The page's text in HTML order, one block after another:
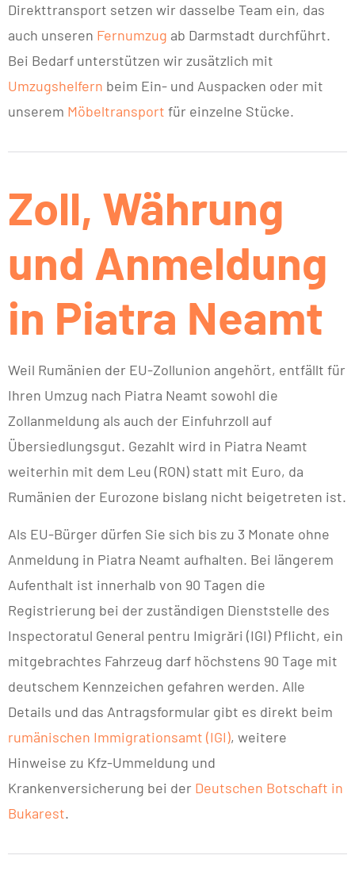
Direkttransport setzen wir dasselbe Team ein, das
auch unseren Fernumzug ab Darmstadt durchführt.
Bei Bedarf unterstützen wir zusätzlich mit
Umzugshelfern beim Ein- und Auspacken oder mit
unserem Möbeltransport für einzelne Stücke.
Zoll, Währung
und Anmeldung
in Piatra Neamt
Weil Rumänien der EU-Zollunion angehört, entfällt für
Ihren Umzug nach Piatra Neamt sowohl die
Zollanmeldung als auch der Einfuhrzoll auf
Übersiedlungsgut. Gezahlt wird in Piatra Neamt
weiterhin mit dem Leu (RON) statt mit Euro, da
Rumänien der Eurozone bislang nicht beigetreten ist.
Als EU-Bürger dürfen Sie sich bis zu 3 Monate ohne
Anmeldung in Piatra Neamt aufhalten. Bei längerem
Aufenthalt ist innerhalb von 90 Tagen die
Registrierung bei der zuständigen Dienststelle des
Inspectoratul General pentru Imigrări (IGI) Pflicht, ein
mitgebrachtes Fahrzeug darf höchstens 90 Tage mit
deutschem Kennzeichen gefahren werden. Alle
Details und das Antragsformular gibt es direkt beim
rumänischen Immigrationsamt (IGI), weitere
Hinweise zu Kfz-Ummeldung und
Krankenversicherung bei der Deutschen Botschaft in
Bukarest.